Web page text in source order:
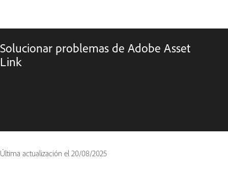
Solucionar problemas de Adobe Asset
Link
Última actualización el 20/08/2025